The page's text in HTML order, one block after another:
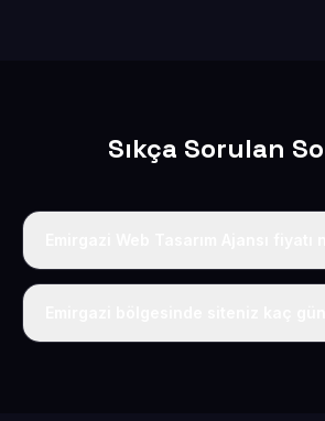
Sıkça Sorulan
Tek fiyat uygulanır: yıllık 50 USD +